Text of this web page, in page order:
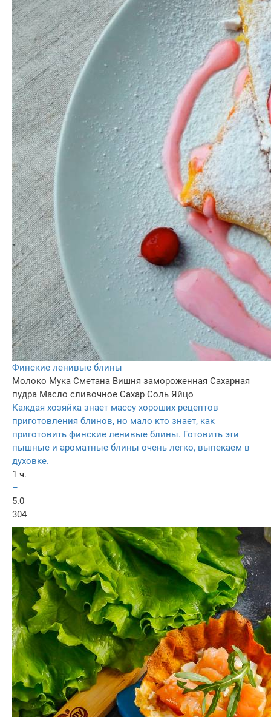
Финские ленивые блины
Молоко Мука Сметана Вишня замороженная Сахарная
пудра Масло сливочное Сахар Соль Яйцо
Каждая хозяйка знает массу хороших рецептов
приготовления блинов, но мало кто знает, как
приготовить финские ленивые блины. Готовить эти
пышные и ароматные блины очень легко, выпекаем в
духовке.
1 ч.
–
5.0
304